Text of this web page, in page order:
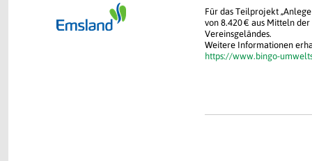
Für das Teilprojekt
von 8.420 € aus Mitteln
Vereinsgeländes.
Weitere Informationen
https://www.bingo-